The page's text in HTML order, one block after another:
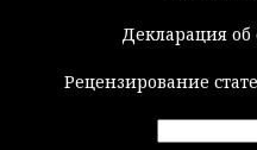
Декларация об
Рецензирование